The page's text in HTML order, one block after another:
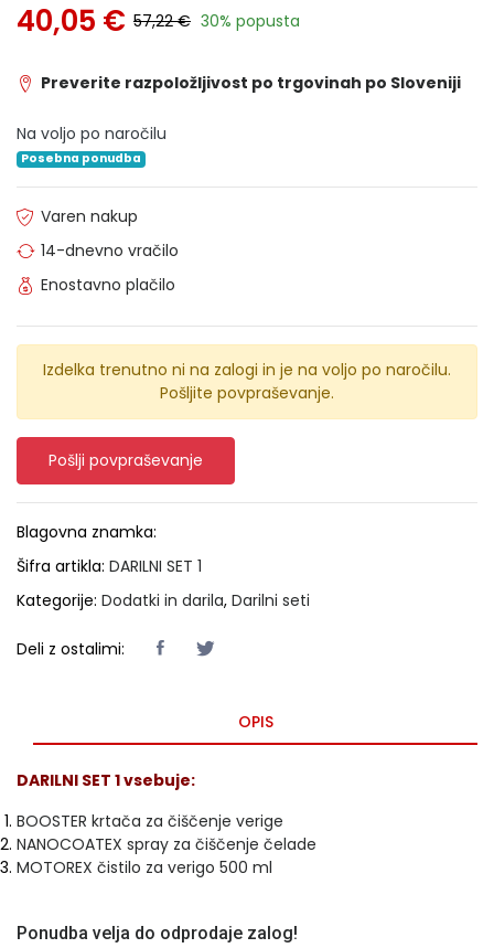
40,05 € 57,22 € 30% popusta
Preverite razpoložljivost po trgovinah po Sloveniji
Na voljo po naročilu
Posebna ponudba
Varen nakup
14-dnevno vračilo
Enostavno plačilo
Izdelka trenutno ni na zalogi in je na voljo po naročilu.
Pošljite povpraševanje.
Pošlji povpraševanje
Blagovna znamka:
Šifra artikla: DARILNI SET 1
Kategorije: Dodatki in darila, Darilni seti
Deli z ostalimi:
OPIS
DARILNI SET 1 vsebuje:
BOOSTER krtača za čiščenje verige
NANOCOATEX spray za čiščenje čelade
MOTOREX čistilo za verigo 500 ml
Ponudba velja do odprodaje zalog!